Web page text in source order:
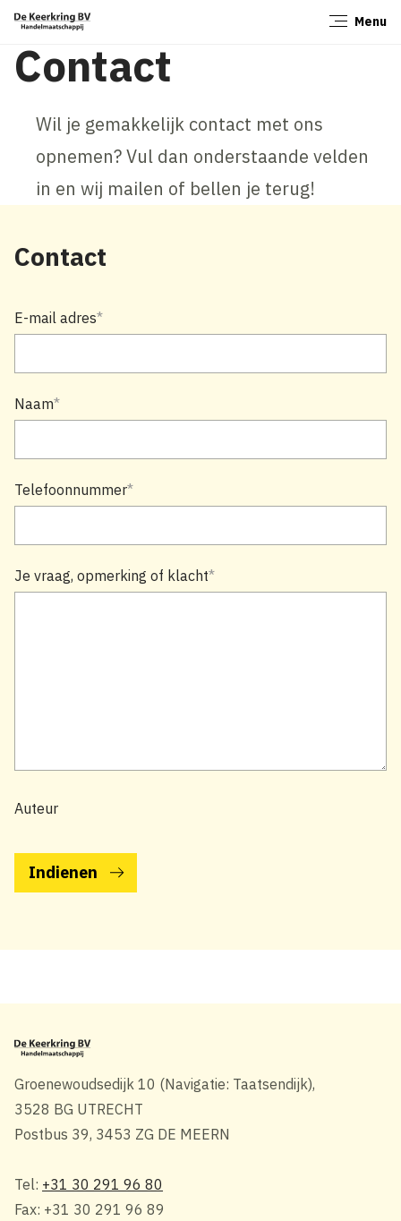
Menu
Contact
Wil je gemakkelijk contact met ons
opnemen? Vul dan onderstaande velden
in en wij mailen of bellen je terug!
Contact
E-mail adres
Naam
Telefoonnummer
Je vraag, opmerking of klacht
Auteur
Groenewoudsedijk 10 (Navigatie: Taatsendijk),
3528 BG UTRECHT
Postbus 39, 3453 ZG DE MEERN
Tel: +31 30 291 96 80
Fax: +31 30 291 96 89
Sluiten